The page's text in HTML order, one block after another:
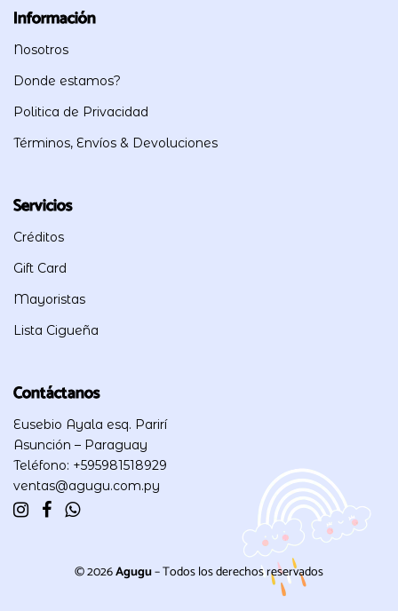
Información
Nosotros
Donde estamos?
Politica de Privacidad
Términos, Envíos & Devoluciones
Servicios
Créditos
Gift Card
Mayoristas
Lista Cigueña
Contáctanos
Eusebio Ayala esq. Parirí
Asunción – Paraguay
Teléfono: +595981518929
ventas@agugu.com.py
© 2026Agugu– Todos los derechos reservados